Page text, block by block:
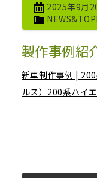
2025年9月
製作事例紹
新車制作事例 |
ルス）200系ハイ